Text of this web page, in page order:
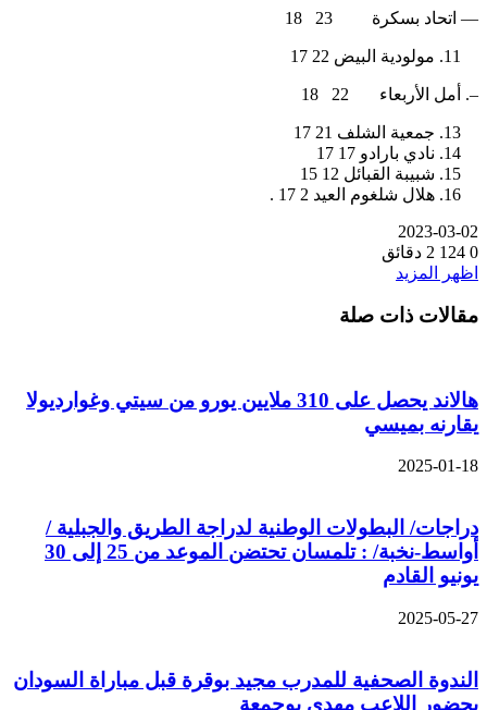
— اتحاد بسكرة 23 18
مولودية البيض 22 17
–. أمل الأربعاء 22 18
جمعية الشلف 21 17
نادي بارادو 17 17
شبيبة القبائل 12 15
هلال شلغوم العيد 2 17 .
2023-03-02
0
2 دقائق
اظهر المزيد
مقالات ذات صلة
هالاند يحصل على 310 ملايين يورو من سيتي وغوارديولا
يقارنه بميسي
2025-01-18
دراجات/ البطولات الوطنية لدراجة الطريق والجبلية /
أواسط-نخبة/ : تلمسان تحتضن الموعد من 25 إلى 30
يونيو القادم
2025-05-27
الندوة الصحفية للمدرب مجيد بوقرة قبل مباراة السودان
بحضور اللاعب مهدي بوجمعة